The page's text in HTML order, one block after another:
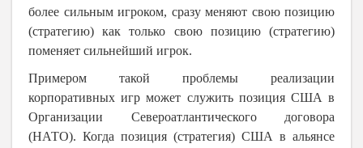
более сильным игроком, сразу меняют свою позицию
(стратегию) как только свою позицию (стратегию)
поменяет сильнейший игрок.
Примером такой проблемы реализации
корпоративных игр может служить позиция США в
Организации Североатлантического договора
(НАТО). Когда позиция (стратегия) США в альянсе